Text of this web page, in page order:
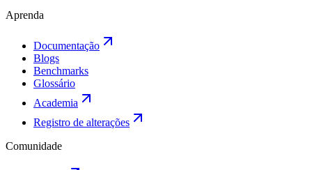
Aprenda
Documentação
Blogs
Benchmarks
Glossário
Academia
Registro de alterações
Comunidade